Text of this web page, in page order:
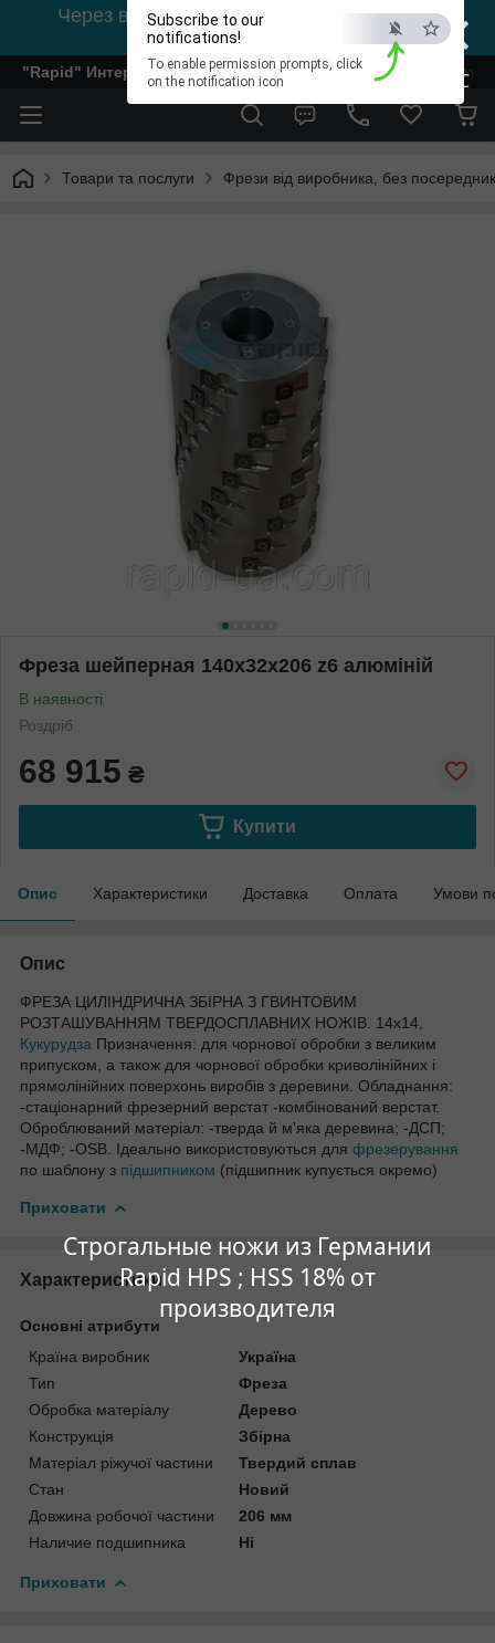
×
ESC
Строгальные ножи из Германии
Rapid HPS ; HSS 18% от
производителя
Subscribe to our
notifications!
To enable permission prompts, click
on the notification icon
Через відсутність світла, зв'язок на viber
0978002056
"Rapid" Интернет-магазин деревообрабатывающего
Товари та послуги Фрези від виробника, без
Фреза шейперная 140х32х206 z6 алюміній
В наявності
Роздріб
68 915 ₴
Купити
Опис Характеристики Доставка Оплата Умови
Опис
ФРЕЗА ЦИЛІНДРИЧНА ЗБІРНА З ГВИНТОВИМ
РОЗТАШУВАННЯМ ТВЕРДОСПЛАВНИХ НОЖІВ. 14х14,
Кукурудза Призначення: для чорнової обробки з великим
припуском, а також для чорнової обробки криволінійних і
прямолінійних поверхонь виробів з деревини. Обладнання:
-стаціонарний фрезерний верстат -комбінований верстат.
Оброблюваний матеріал: -тверда й м'яка деревина; -ДСП;
-МДФ; -OSB. Ідеально використовуються для фрезерування
по шаблону з підшипником (підшипник купується окремо)
Приховати
Характеристики
Основні атрибути
Країна виробник
Україна
Тип
Фреза
Обробка матеріалу
Дерево
Конструкція
Збірна
Матеріал ріжучої частини
Твердий сплав
Стан
Новий
Довжина робочої частини
206 мм
Наличие подшипника
Ні
Приховати